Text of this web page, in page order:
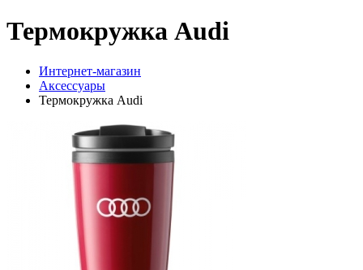
Термокружка Audi
Интернет-магазин
Аксессуары
Термокружка Audi